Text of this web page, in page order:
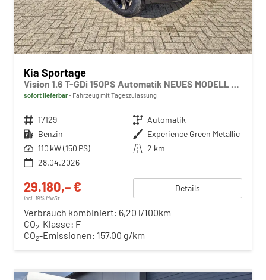
Kia Sportage
Vision 1.6 T-GDi 150PS Automatik NEUES MODELL MY26 FACELIFT Sitzheizung Lenkradheizung Klimaautomatik Navi Bluetooth Touchscreen Apple CarPlay Android Auto PDC v+h 17"LM Rückf.Kamera ACC 2x Keyless
sofort lieferbar Fahrzeug mit Tageszulassung
Fahrzeugnr. 17129 Getriebe Automatik
Kraftstoff Benzin Außenfarbe Experience Green Metallic
Leistung 110 kW (150 PS) Kilometerstand 2 km
28.04.2026
29.180,– €
incl. 19% MwSt.
Details
Verbrauch kombiniert: 6,20 l/100km
CO2-Klasse: F
CO2-Emissionen: 157,00 g/km